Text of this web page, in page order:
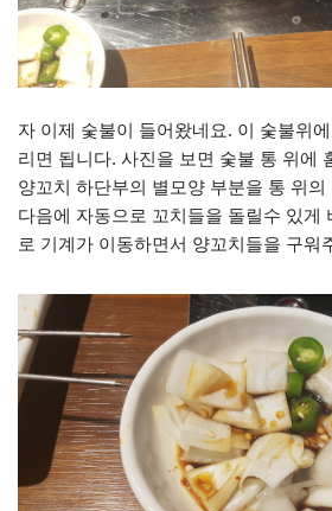
자 이제 숯불이 들어왔네요. 이 숯불위
리면 됩니다. 사진을 보면 숯불 통 위에
양꼬치 하단부의 별모양 부분을 통 위
다음에 자동으로 꼬치들을 돌릴수 있게
로 기계가 이동하면서 양꼬치들을 구워